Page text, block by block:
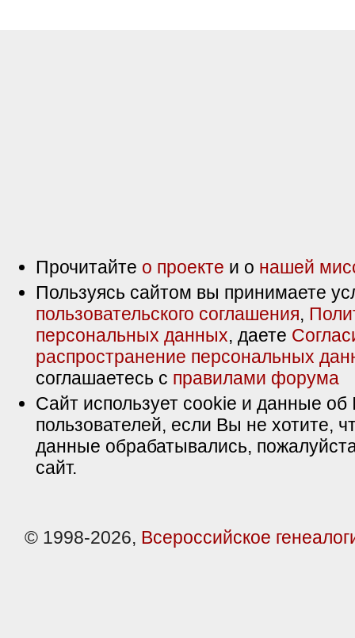
Прочитайте о проекте и о нашей
Пользуясь сайтом вы принимаете
пользовательского соглашения,
персональных данных, даете
распространение персональных
соглашаетесь с правилами форума
Сайт использует cookie и данные об
пользователей, если Вы не хотите,
данные обрабатывались,
сайт.
© 1998-2026, Всероссийское